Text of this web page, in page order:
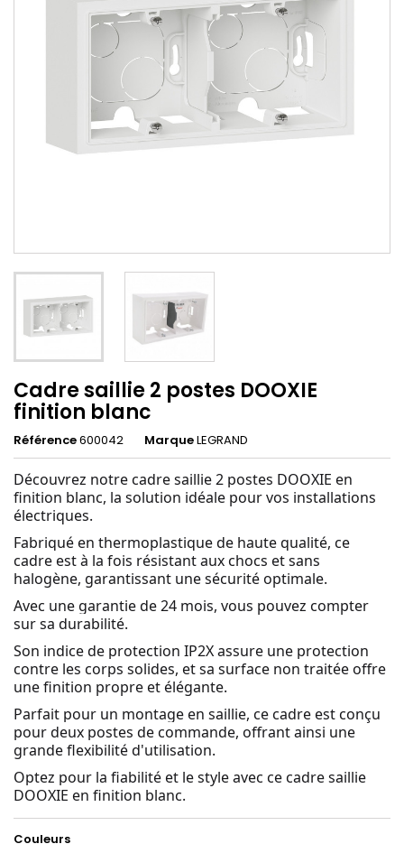
Cadre saillie 2 postes DOOXIE
finition blanc
Référence600042 MarqueLEGRAND
Découvrez notre cadre saillie 2 postes DOOXIE en
finition blanc, la solution idéale pour vos installations
électriques.
Fabriqué en thermoplastique de haute qualité, ce
cadre est à la fois résistant aux chocs et sans
halogène, garantissant une sécurité optimale.
Avec une garantie de 24 mois, vous pouvez compter
sur sa durabilité.
Son indice de protection IP2X assure une protection
contre les corps solides, et sa surface non traitée offre
une finition propre et élégante.
Parfait pour un montage en saillie, ce cadre est conçu
pour deux postes de commande, offrant ainsi une
grande flexibilité d'utilisation.
Optez pour la fiabilité et le style avec ce cadre saillie
DOOXIE en finition blanc.
Couleurs